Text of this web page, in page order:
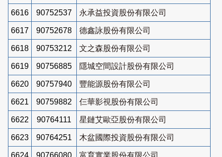
6616 90752537 永承益投資股份有限公司
6617 90752678 德鑫詠股份有限公司
6618 90753212 文之森股份有限公司
6619 90756885 隱城空間設計股份有限公司
6620 90757940 豐能源股份有限公司
6621 90759882 仨華影視股份有限公司
6622 90764111 星鏈艾歐亞股份有限公司
6623 90764251 木盆國際投資股份有限公司
6624 90766080 富育實業股份有限公司